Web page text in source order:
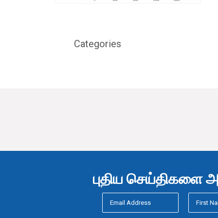
Categories
புதிய செய்திகளை